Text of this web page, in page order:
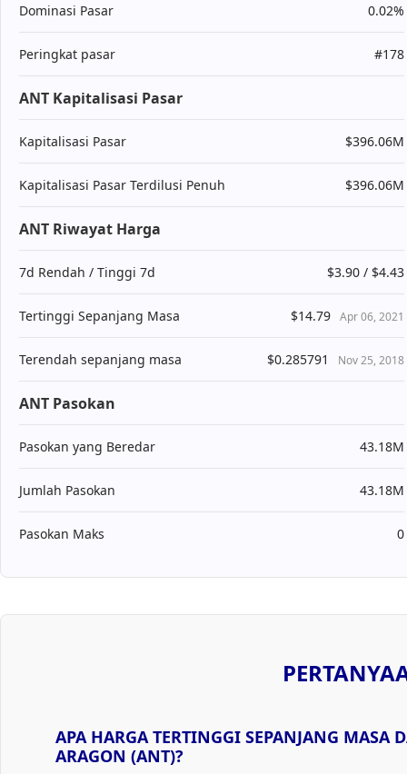
Dominasi Pasar 0.02%
Peringkat pasar #178
ANT Kapitalisasi Pasar
Kapitalisasi Pasar $396.06M
Kapitalisasi Pasar Terdilusi Penuh $396.06M
ANT Riwayat Harga
7d Rendah / Tinggi 7d $3.90 / $4.43
Tertinggi Sepanjang Masa $14.79 Apr 06, 2021
Terendah sepanjang masa $0.285791 Nov 25, 2018
ANT Pasokan
Pasokan yang Beredar 43.18M
Jumlah Pasokan 43.18M
Pasokan Maks 0
APA HARGA TERTINGGI SEPANJANG MASA
ARAGON (ANT)?